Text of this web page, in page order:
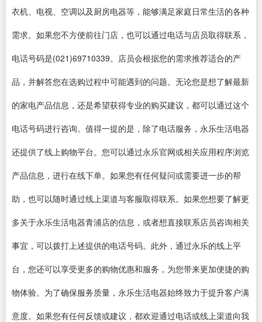
衣机、电视、空调以及厨房电器等，能够满足家庭日常生活的各种
需求。如果您不方便前往门店，也可以通过电话与店员取得联系，
电话号码是(021)69710339。店员会根据您的需求推荐适合的产
品，并解答您在选购过程中可能遇到的问题。无论您是想了解最新
的家电产品信息，还是希望获得专业的购买建议，都可以通过这个
电话号码进行咨询。值得一提的是，除了电话服务，永乐生活电器
还提供了线上购物平台。您可以通过永乐官网或相关应用程序浏览
产品信息，进行在线下单。如果您有任何疑问或需要进一步的帮
助，也可以随时通过线上渠道与客服取得联系。如果您想要了解更
多关于永乐生活电器青浦店的信息，或者想直接联系店员咨询相关
事宜，可以拨打上述提供的电话号码。此外，通过永乐的线上平
台，您还可以享受更多的购物优惠和服务，为您带来更加便捷的购
物体验。为了确保服务质量，永乐生活电器始终致力于提升客户满
意度。如果您有任何反馈或建议，都欢迎通过电话或线上渠道向我